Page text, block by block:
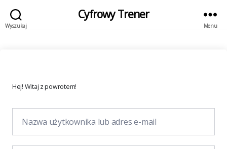
Wyszukaj
Cyfrowy Trener
Menu
Hej! Witaj z powrotem!